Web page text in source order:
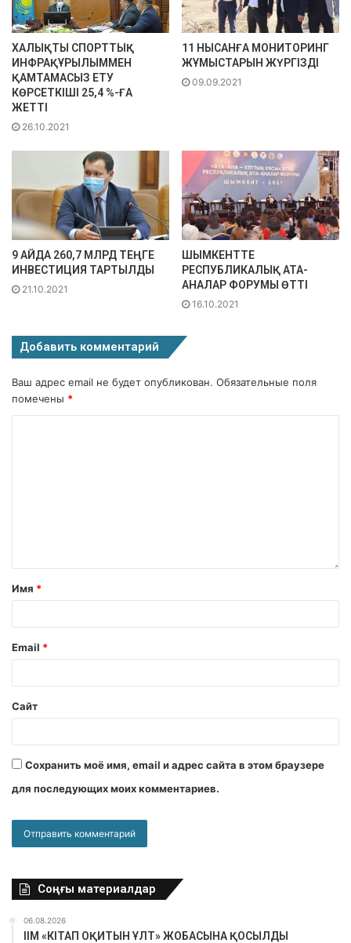
ХАЛЫҚТЫ СПОРТТЫҚ
ИНФРАҚҰРЫЛЫММЕН
ҚАМТАМАСЫЗ ЕТУ
КӨРСЕТКІШІ 25,4 %-ҒА
ЖЕТТІ
26.10.2021
11 НЫСАНҒА МОНИТОРИНГ
ЖҰМЫСТАРЫН ЖҮРГІЗДІ
09.09.2021
9 АЙДА 260,7 МЛРД ТЕҢГЕ
ИНВЕСТИЦИЯ ТАРТЫЛДЫ
21.10.2021
ШЫМКЕНТТЕ
РЕСПУБЛИКАЛЫҚ АТА-
АНАЛАР ФОРУМЫ ӨТТІ
16.10.2021
Добавить комментарий
Ваш адрес email не будет опубликован. Обязательные поля
помечены *
Имя *
Email *
Сайт
Сохранить моё имя, email и адрес сайта в этом браузере
для последующих моих комментариев.
Соңғы материалдар
06.08.2026
ІІМ «КІТАП ОҚИТЫН ҰЛТ» ЖОБАСЫНА ҚОСЫЛДЫ